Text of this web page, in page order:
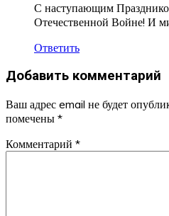
С наступающим
Отечественной Войне! И
Ответить
Добавить комментарий
Ваш адрес email не будет
помечены *
Комментарий *